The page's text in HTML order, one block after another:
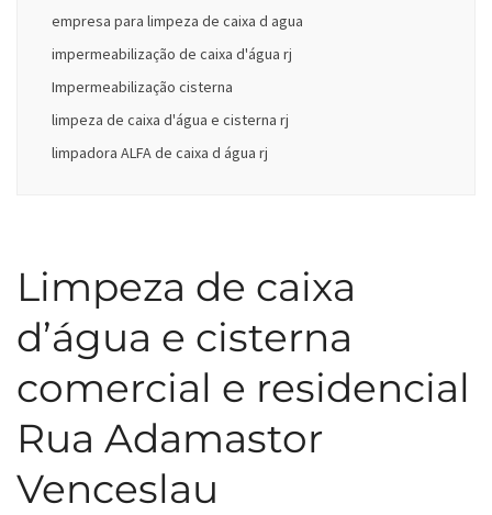
empresa para limpeza de caixa d agua
impermeabilização de caixa d'água rj
Impermeabilização cisterna
limpeza de caixa d'água e cisterna rj
limpadora ALFA de caixa d água rj
Limpeza de caixa
d’água e cisterna
comercial e residencial
Rua Adamastor
Venceslau